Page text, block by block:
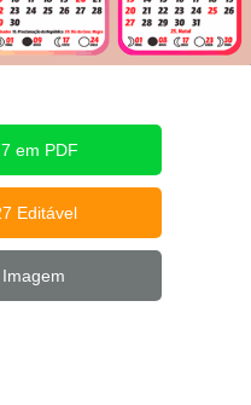
em PDF
Editável